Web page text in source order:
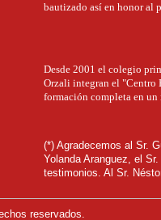
bautizado así en honor al
Desde 2001 el colegio
Orzali integran el "Centro
formación completa en un
(*) Agradecemos al Sr.
Yolanda Aranguez, el
testimonios. Al Sr.
reservados.